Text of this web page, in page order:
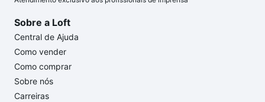
Sobre a Loft
Central de Ajuda
Como vender
Como comprar
Sobre nós
Carreiras